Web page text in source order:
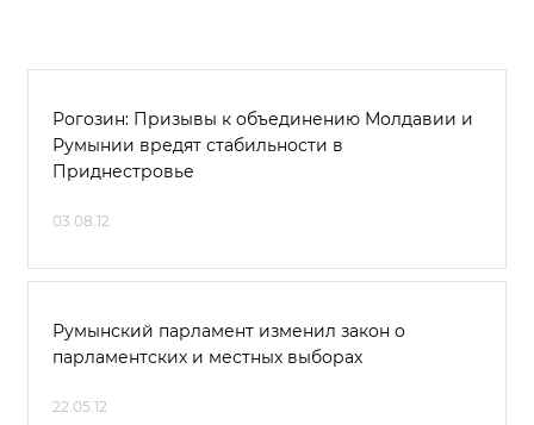
Рогозин: Призывы к объединению Молдавии и
Румынии вредят стабильности в
Приднестровье
03.08.12
Румынский парламент изменил закон о
парламентских и местных выборах
22.05.12